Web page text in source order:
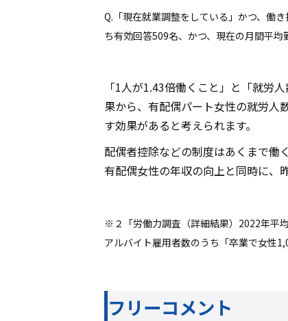
Q.「現在就業調整をしている」かつ、働
ち有効回答509名、かつ、現在の月間平
「1人が1.43倍働くこと」と「就労
果から、有配偶パート女性の就労人
す効果があると考えられます。
配偶者控除などの制度はあくまで働
有配偶女性の年収の向上と同時に、
※２「労働力調査（詳細結果）2022年平
アルバイト雇用者数のうち「卒業で女性
フリーコメント